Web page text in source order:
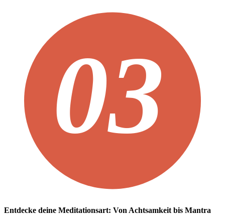
Entdecke deine Meditationsart: Von Achtsamkeit bis Mantra